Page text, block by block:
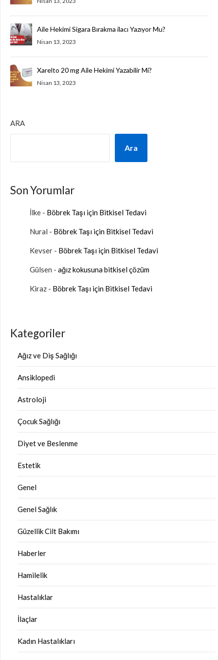
Aile Hekimi Sigara Bırakma ilacı Yazıyor Mu?
Nisan 13, 2023
Xarelto 20 mg Aile Hekimi Yazabilir Mi?
Nisan 13, 2023
ARA
Ara
Son Yorumlar
İlke - Böbrek Taşı için Bitkisel Tedavi
Nural - Böbrek Taşı için Bitkisel Tedavi
Kevser - Böbrek Taşı için Bitkisel Tedavi
Gülsen - ağız kokusuna bitkisel çözüm
Kiraz - Böbrek Taşı için Bitkisel Tedavi
Kategoriler
Ağız ve Diş Sağlığı
Ansiklopedi
Astroloji
Çocuk Sağlığı
Diyet ve Beslenme
Estetik
Genel
Genel Sağlık
Güzellik Cilt Bakımı
Haberler
Hamilelik
Hastalıklar
İlaçlar
Kadın Hastalıkları